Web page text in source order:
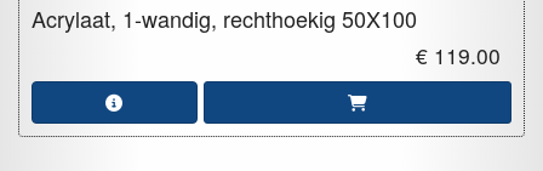
Acrylaat, 1-wandig, rechthoekig 50X100
€ 119.00